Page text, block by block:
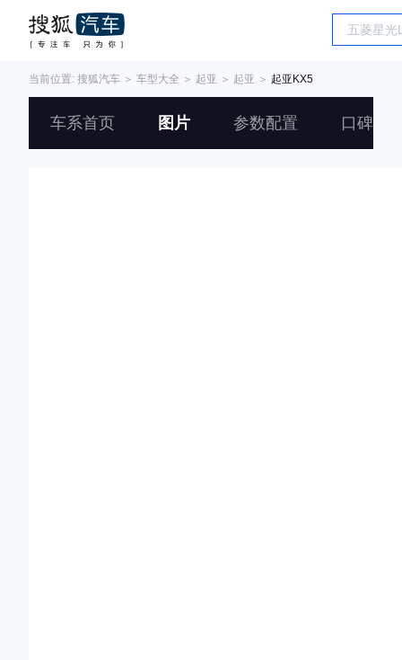
当前位置: 搜狐汽车 ＞ 车型大全 ＞ 起亚 ＞ 起亚 ＞ 起亚KX5
车系首页 图片 参数配置 口碑